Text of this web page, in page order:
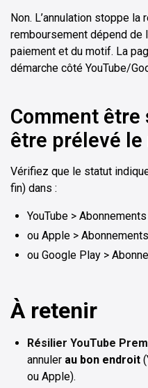
Non. L’annulation stoppe la
remboursement dépend
paiement et du motif. La
démarche côté YouTube/
Comment être
être prélevé
Vérifiez que le statut
fin) dans :
YouTube >
ou Apple >
ou Google Play >
À retenir
Résilier YouTube
annuler au bon endroit
ou Apple).